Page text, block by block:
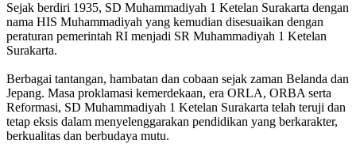
Sejak berdiri 1935, SD Muhammadiyah 1 Ketelan Surakarta dengan
nama HIS Muhammadiyah yang kemudian disesuaikan dengan
peraturan pemerintah RI menjadi SR Muhammadiyah 1 Ketelan
Surakarta.
Berbagai tantangan, hambatan dan cobaan sejak zaman Belanda dan
Jepang. Masa proklamasi kemerdekaan, era ORLA, ORBA serta
Reformasi, SD Muhammadiyah 1 Ketelan Surakarta telah teruji dan
tetap eksis dalam menyelenggarakan pendidikan yang berkarakter,
berkualitas dan berbudaya mutu.